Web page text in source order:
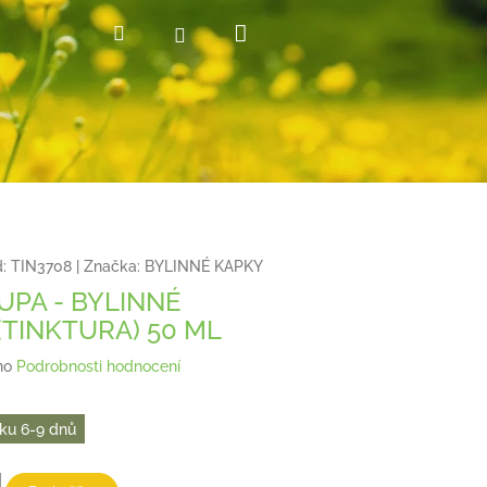
HledatPřihlášení
košík
TIN3708 Značka: BYLINNÉ KAPKY
- BYLINNÉ
50 ML
Podrobnosti hodnocení
6-9 dnů